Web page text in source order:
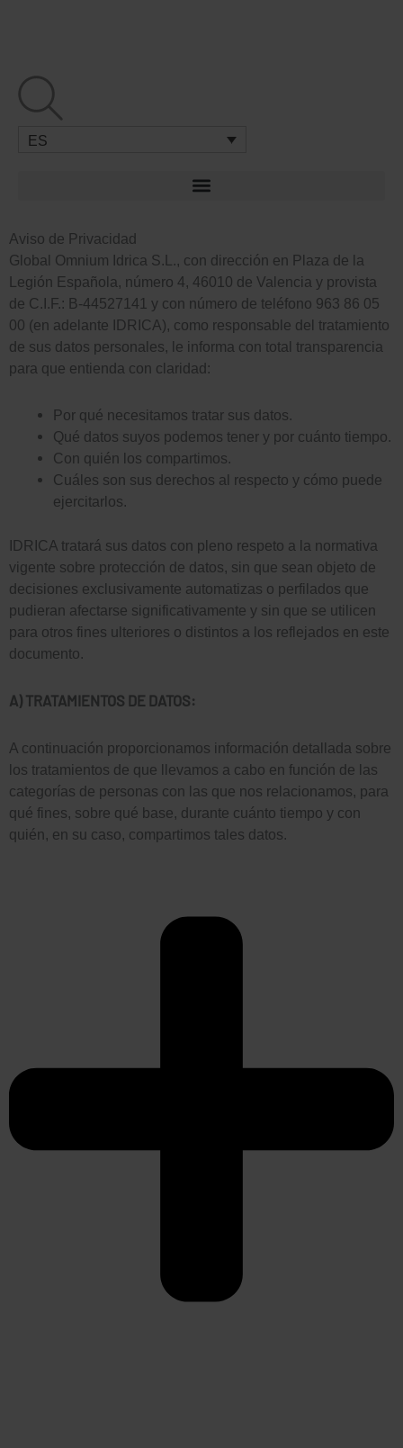
ES
Aviso de Privacidad
Global Omnium Idrica S.L., con dirección en Plaza de la
Legión Española, número 4, 46010 de Valencia y provista
de C.I.F.: B-44527141 y con número de teléfono 963 86 05
00 (en adelante IDRICA), como responsable del tratamiento
de sus datos personales, le informa con total transparencia
para que entienda con claridad:
Por qué necesitamos tratar sus datos.
Qué datos suyos podemos tener y por cuánto tiempo.
Con quién los compartimos.
Cuáles son sus derechos al respecto y cómo puede
ejercitarlos.
IDRICA tratará sus datos con pleno respeto a la normativa
vigente sobre protección de datos, sin que sean objeto de
decisiones exclusivamente automatizas o perfilados que
pudieran afectarse significativamente y sin que se utilicen
para otros fines ulteriores o distintos a los reflejados en este
documento.
A) TRATAMIENTOS DE DATOS:
A continuación proporcionamos información detallada sobre
los tratamientos de que llevamos a cabo en función de las
categorías de personas con las que nos relacionamos, para
qué fines, sobre qué base, durante cuánto tiempo y con
quién, en su caso, compartimos tales datos.